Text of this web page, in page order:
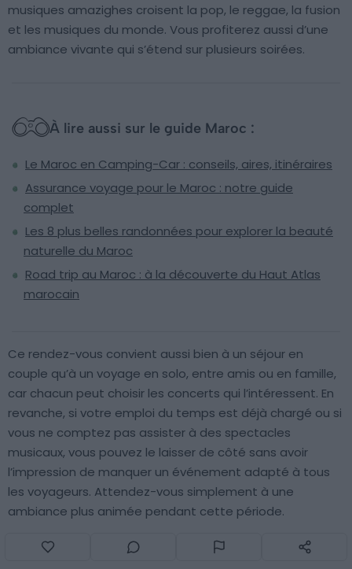
musiques amazighes croisent la pop, le reggae, la fusion
et les musiques du monde. Vous profiterez aussi d’une
ambiance vivante qui s’étend sur plusieurs soirées.
À lire aussi sur le guide Maroc :
Le Maroc en Camping-Car : conseils, aires, itinéraires
Assurance voyage pour le Maroc : notre guide
complet
Les 8 plus belles randonnées pour explorer la beauté
naturelle du Maroc
Road trip au Maroc : à la découverte du Haut Atlas
marocain
Ce rendez-vous convient aussi bien à un séjour en
couple qu’à un voyage en solo, entre amis ou en famille,
car chacun peut choisir les concerts qui l’intéressent. En
revanche, si votre emploi du temps est déjà chargé ou si
vous ne comptez pas assister à des spectacles
musicaux, vous pouvez le laisser de côté sans avoir
l’impression de manquer un événement adapté à tous
les voyageurs. Attendez-vous simplement à une
ambiance plus animée pendant cette période.
Questions fréquentes pour visiter